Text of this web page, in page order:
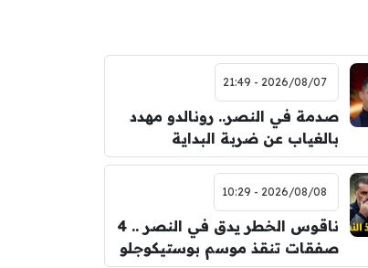
2026/08/07 - 21:49
صدمة في النصر.. رونالدو مهدد
بالغياب عن ضربة البداية
2026/08/08 - 10:29
ناقوس الخطر يدق في النصر .. 4
صفقات تنقذ موسم بوستيكوجلو